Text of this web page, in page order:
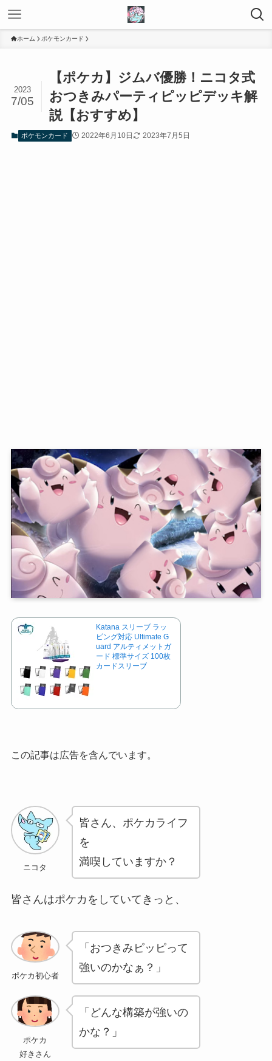
ホーム ポケモンカード
【ポケカ】ジムバ優勝！ニコタ式
おつきみパーティピッピデッキ解
説【おすすめ】
2023
7/05
ポケモンカード 2022年6月10日 2023年7月5日
Katana スリーブ ラッ
ピング対応 Ultimate G
uard アルティメットガ
ード 標準サイズ 100枚
カードスリーブ
この記事は広告を含んでいます。
ニコタ
皆さん、ポケカライフ
を
満喫していますか？
皆さんはポケカをしていてきっと、
ポケカ初心者
「おつきみピッピって
強いのかなぁ？」
ポケカ
好きさん
「どんな構築が強いの
かな？」